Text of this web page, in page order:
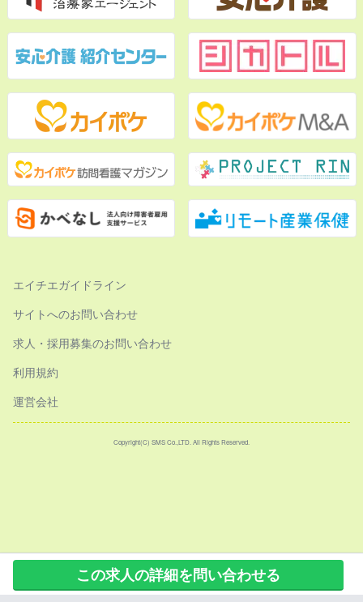
この求人の詳細を問い合わせる
エイチエガイドライン
サイトへのお問い合わせ
求人・採用募集のお問い合わせ
利用規約
運営会社
Copyright(C) SMS Co.,LTD. All Rights Reserved.